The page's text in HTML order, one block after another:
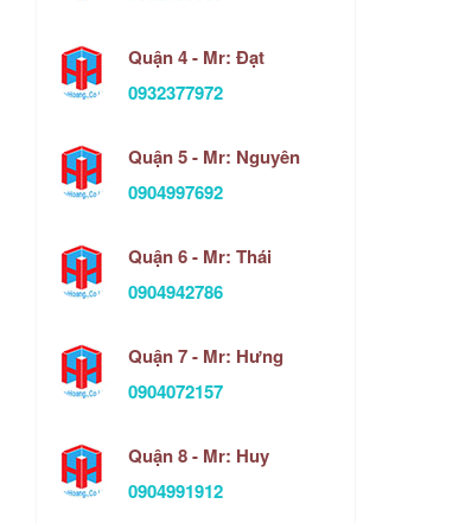
Quận 4 - Mr: Đạt
0932377972
Quận 5 - Mr: Nguyên
0904997692
Quận 6 - Mr: Thái
0904942786
Quận 7 - Mr: Hưng
0904072157
Quận 8 - Mr: Huy
0904991912